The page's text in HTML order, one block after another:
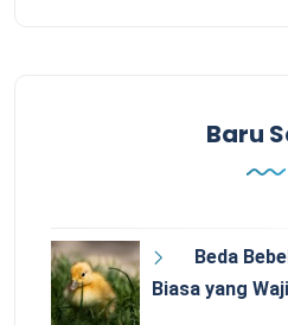
Baru
Beda
Biasa yang